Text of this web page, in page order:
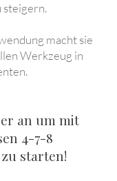
steigern.
macht sie
Werkzeug in
an um mit
4-7-8
starten!